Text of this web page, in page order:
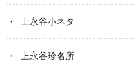
上永谷小ネタ
上永谷珍名所